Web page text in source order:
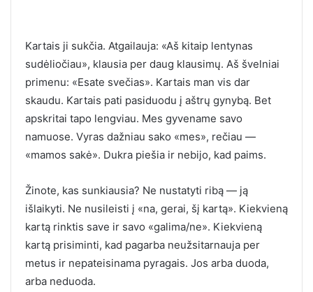
Kartais ji sukčia. Atgailauja: «Aš kitaip lentynas
sudėliočiau», klausia per daug klausimų. Aš švelniai
primenu: «Esate svečias». Kartais man vis dar
skaudu. Kartais pati pasiduodu į aštrų gynybą. Bet
apskritai tapo lengviau. Mes gyvename savo
namuose. Vyras dažniau sako «mes», rečiau —
«mamos sakė». Dukra piešia ir nebijo, kad paims.
Žinote, kas sunkiausia? Ne nustatyti ribą — ją
išlaikyti. Ne nusileisti į «na, gerai, šį kartą». Kiekvieną
kartą rinktis save ir savo «galima/ne». Kiekvieną
kartą prisiminti, kad pagarba neužsitarnauja per
metus ir nepateisinama pyragais. Jos arba duoda,
arba neduoda.